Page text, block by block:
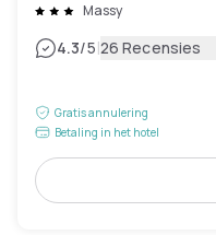
Massy
4.3/5|26 Recensies
Gratis annulering
Betaling in het hotel